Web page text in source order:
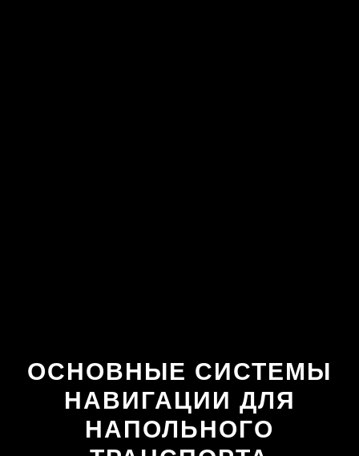
ОСНОВНЫЕ СИСТЕМЫ
НАВИГАЦИИ ДЛЯ
НАПОЛЬНОГО